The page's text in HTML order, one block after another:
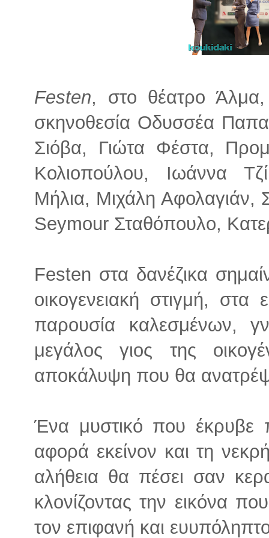
Festen, στο θέατρο Άλμα,
σκηνοθεσία Οδυσσέα
Σιόβα, Γιώτα Φέστα,
Κολιοπούλου, Ιωάννα
Μήλια, Μιχάλη Αφολαγιάν,
Seymour Σταθόπουλο,
Festen στα δανέζικα
οικογενειακή στιγμή, στα
παρουσία καλεσμένων,
μεγάλος γιος της
αποκάλυψη που θα
Ένα μυστικό που έκρυβε
αφορά εκείνον και τη
αλήθεια θα πέσει σαν
κλονίζοντας την εικόνα
τον επιφανή και